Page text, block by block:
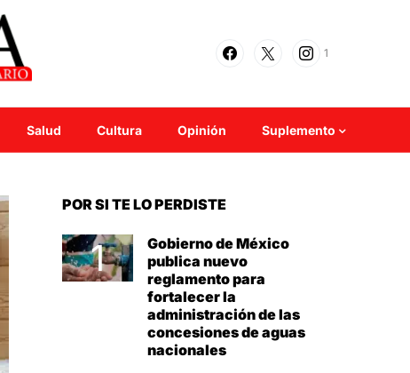
1
Salud Cultura Opinión Suplemento
POR SI TE LO PERDISTE
Gobierno de México
publica nuevo
reglamento para
fortalecer la
administración de las
concesiones de aguas
nacionales